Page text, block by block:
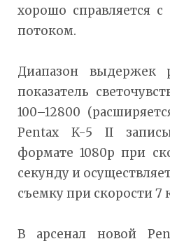
хорошо справляется
потоком.
Диапазон выдержек
показатель
100–12800
Pentax K-5 II
формате 1080р при
секунду и
съемку при скорости 7
В арсенал новой